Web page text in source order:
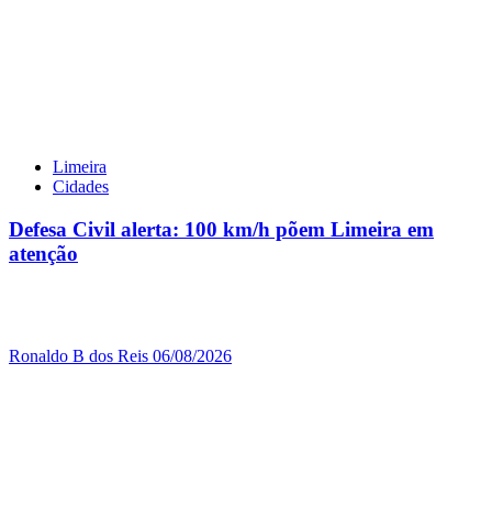
Limeira
Cidades
Defesa Civil alerta: 100 km/h põem Limeira em
atenção
Ronaldo B dos Reis 06/08/2026